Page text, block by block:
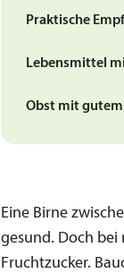
Praktische
Lebensmittel
Obst mit
Eine Birne
gesund. Doch
Fruchtzucker.